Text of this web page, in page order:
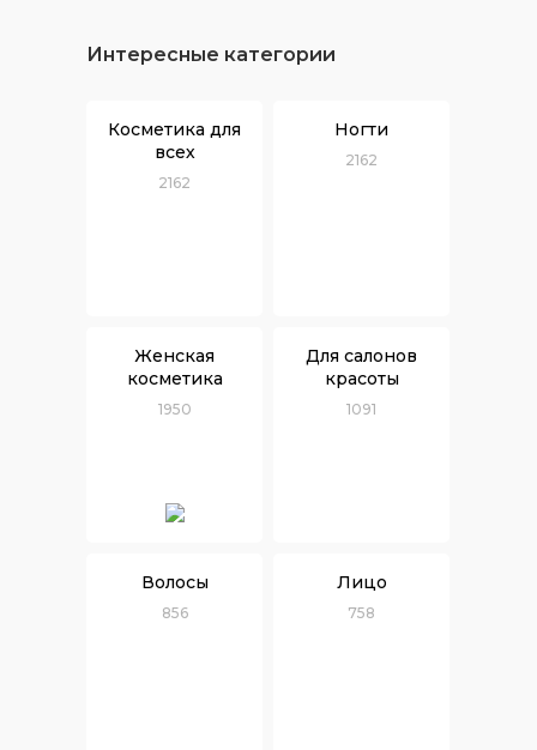
Интересные категории
Косметика для
всех
2162
Ногти
2162
Женская
косметика
1950
Для салонов
красоты
1091
Волосы
856
Лицо
758